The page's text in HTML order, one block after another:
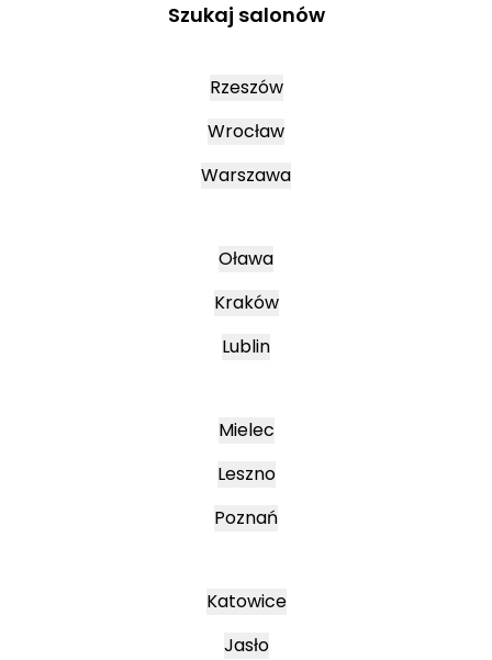
Szukaj salonów
Rzeszów
Wrocław
Warszawa
Oława
Kraków
Lublin
Mielec
Leszno
Poznań
Katowice
Jasło